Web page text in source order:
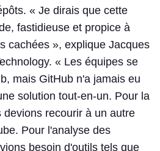
« Je dirais que cette
fastidieuse et propice à
cachées », explique Jacques
« Les équipes se
mais GitHub n'a jamais eu
solution tout-en-un. Pour la
recourir à un autre
Pour l'analyse des
besoin d'outils tels que